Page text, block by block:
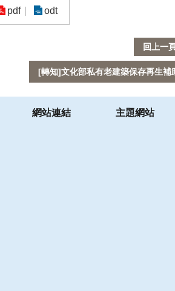
pdf odt
回上一
[轉知]文化部私有老建築保存再生補
網站連結 主題網站